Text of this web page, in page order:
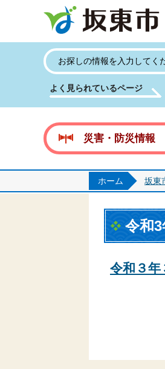
よく見られているページ
災害・防災情報
ホーム 坂東
令和
令和３年